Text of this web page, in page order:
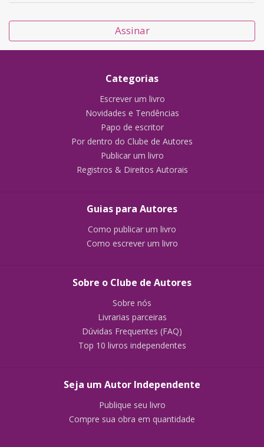
Assinar
Categorias
Escrever um livro
Novidades e Tendências
Papo de escritor
Por dentro do Clube de Autores
Publicar um livro
Registros & Direitos Autorais
Guias para Autores
Como publicar um livro
Como escrever um livro
Sobre o Clube de Autores
Sobre nós
Livrarias parceiras
Dúvidas Frequentes (FAQ)
Top 10 livros independentes
Seja um Autor Independente
Publique seu livro
Compre sua obra em quantidade